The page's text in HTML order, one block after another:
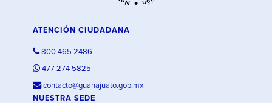
ATENCIÓN CIUDADANA
800 465 2486
477 274 5825
contacto@guanajuato.gob.mx
NUESTRA SEDE